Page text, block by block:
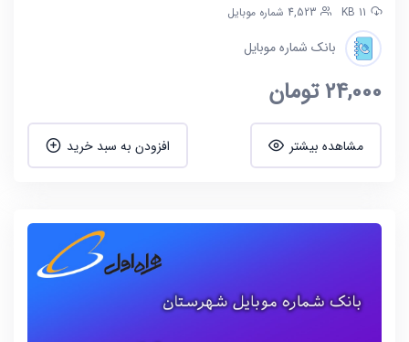
11 KB 4,523 شماره موبایل
بانک شماره موبایل
24,000تومان
مشاهده بیشتر افزودن به سبد خرید